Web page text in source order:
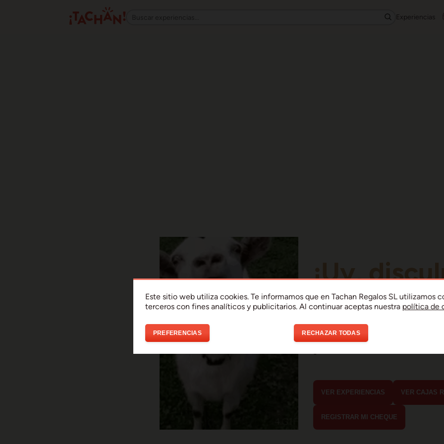
Experiencias
¡Uy,
Parece que ha
error de conexión
En menos de 15 segundos debería
VER EXPERIENCIAS VER CAJAS
REGISTRAR MI CHEQUE
Este sitio web utiliza cookies. Te informamos que en Tachan Regalos SL utilizamos
terceros con fines analíticos y publicitarios. Al continuar aceptas nuestra política de
PREFERENCIAS RECHAZAR TODAS